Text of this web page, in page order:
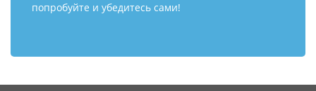
попробуйте и убедитесь сами!